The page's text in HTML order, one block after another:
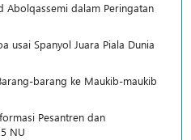
Abolqassemi dalam Peringatan
usai Spanyol Juara Piala Dunia
barang ke Maukib-maukib
Pesantren dan
NU